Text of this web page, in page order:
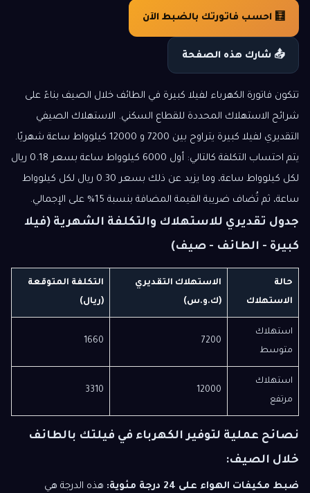
🧮 احسب فاتورتك بالضبط الآن
📤 شارك هذه الصفحة
تتكون فاتورة الكهرباء لفيلا كبيرة في الطائف خلال الصيف بناءً على
شرائح الاستهلاك المحددة للقطاع السكني. الاستهلاك الصيفي
التقديري لفيلا كبيرة يتراوح بين 7200 و 12000 كيلوواط ساعة شهريًا.
يتم احتساب التكلفة كالتالي: أول 6000 كيلوواط ساعة بسعر 0.18 ريال
لكل كيلوواط ساعة، وما يزيد عن ذلك بسعر 0.30 ريال لكل كيلوواط
ساعة، ثم تُضاف ضريبة القيمة المضافة بنسبة 15% على الإجمالي.
جدول تقديري للاستهلاك والتكلفة الشهرية (فيلا
كبيرة - الطائف - صيف)
حالة
الاستهلاك
الاستهلاك التقديري
(ك.و.س)
التكلفة المتوقعة
(ريال)
استهلاك
متوسط
7200
1660
استهلاك
مرتفع
12000
3310
نصائح عملية لتوفير الكهرباء في فيلتك بالطائف
خلال الصيف:
ضبط مكيفات الهواء على 24 درجة مئوية:
هذه الدرجة هي